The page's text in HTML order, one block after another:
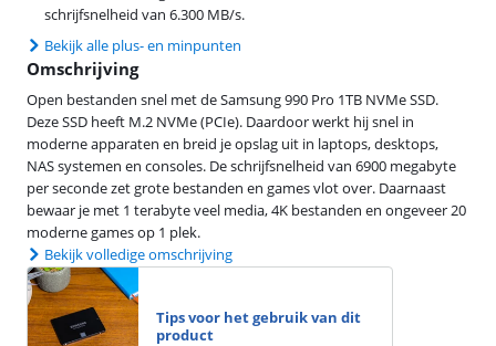
schrijfsnelheid van 6.300 MB/s.
Bekijk alle plus- en minpunten
Omschrijving
Open bestanden snel met de Samsung 990 Pro 1TB NVMe SSD.
Deze SSD heeft M.2 NVMe (PCIe). Daardoor werkt hij snel in
moderne apparaten en breid je opslag uit in laptops, desktops,
NAS systemen en consoles. De schrijfsnelheid van 6900 megabyte
per seconde zet grote bestanden en games vlot over. Daarnaast
bewaar je met 1 terabyte veel media, 4K bestanden en ongeveer 20
moderne games op 1 plek.
Bekijk volledige omschrijving
Tips voor het gebruik van dit
product